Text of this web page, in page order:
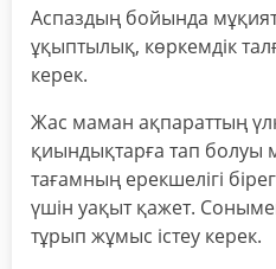
Аспаздың бойында
ұқыптылық, көркемдік
керек.
Жас маман ақпараттың
қиындықтарға тап болуы
тағамның ерекшелігі
үшін уақыт қажет.
тұрып жұмыс істеу керек.